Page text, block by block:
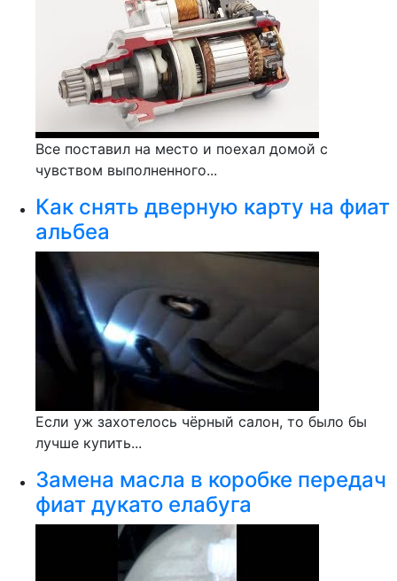
Все поставил на место и поехал домой с
чувством выполненного...
Как снять дверную карту на фиат
альбеа
Если уж захотелось чёрный салон, то было бы
лучше купить...
Замена масла в коробке передач
фиат дукато елабуга